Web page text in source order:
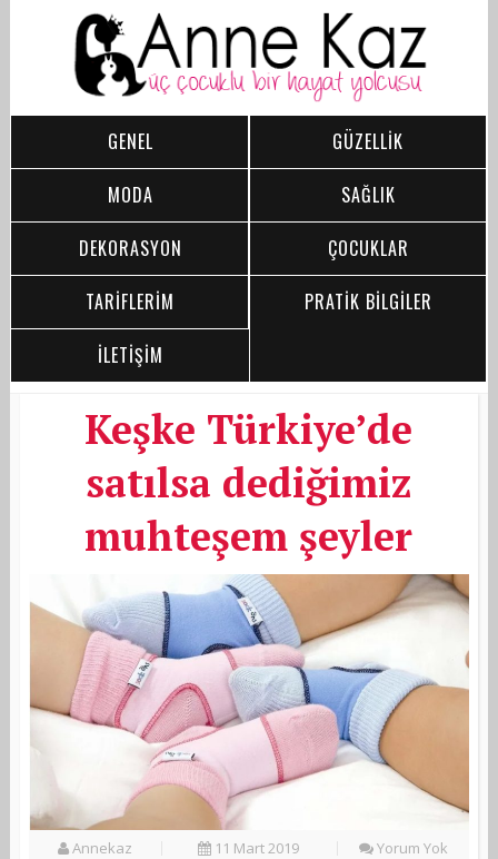
GENEL
GÜZELLİK
MODA
SAĞLIK
DEKORASYON
ÇOCUKLAR
TARİFLERİM
PRATİK BİLGİLER
İLETİŞİM
Keşke Türkiye’de
satılsa dediğimiz
muhteşem şeyler
Annekaz 11 Mart 2019 Yorum Yok